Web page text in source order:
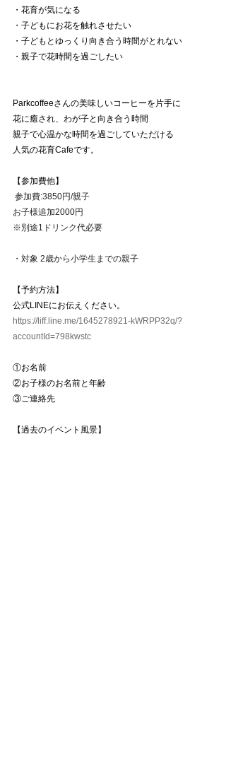
・花育が気になる
・子どもにお花を触れさせたい
・子どもとゆっくり向き合う時間がとれない
・親子で花時間を過ごしたい
Parkcoffeeさんの美味しいコーヒーを片手に
花に癒され、わが子と向き合う時間
親子で心温かな時間を過ごしていただける
人気の花育Cafeです。
【参加費他】
参加費:3850円/親子
お子様追加2000円
※別途1ドリンク代必要
・対象 2歳から小学生までの親子
【予約方法】
公式LINEにお伝えください。
https://liff.line.me/1645278921-kWRPP32q/?
accountId=798kwstc
①お名前
②お子様のお名前と年齢
③ご連絡先
【過去のイベント風景】